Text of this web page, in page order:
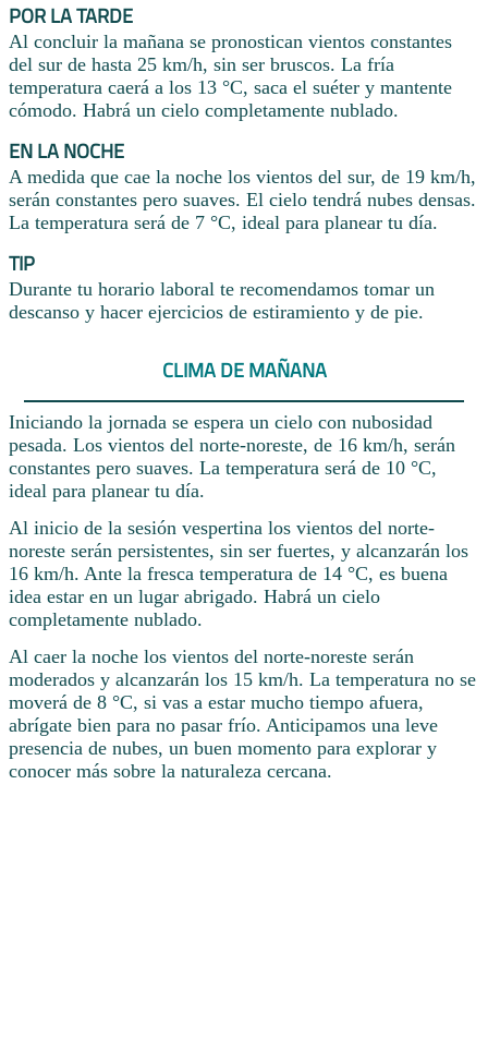
POR LA TARDE
Al concluir la mañana se pronostican vientos constantes
del sur de hasta 25 km/h, sin ser bruscos. La fría
temperatura caerá a los 13 °C, saca el suéter y mantente
cómodo. Habrá un cielo completamente nublado.
EN LA NOCHE
A medida que cae la noche los vientos del sur, de 19 km/h,
serán constantes pero suaves. El cielo tendrá nubes densas.
La temperatura será de 7 °C, ideal para planear tu día.
TIP
Durante tu horario laboral te recomendamos tomar un
descanso y hacer ejercicios de estiramiento y de pie.
CLIMA DE MAÑANA
Iniciando la jornada se espera un cielo con nubosidad
pesada. Los vientos del norte-noreste, de 16 km/h, serán
constantes pero suaves. La temperatura será de 10 °C,
ideal para planear tu día.
Al inicio de la sesión vespertina los vientos del norte-
noreste serán persistentes, sin ser fuertes, y alcanzarán los
16 km/h. Ante la fresca temperatura de 14 °C, es buena
idea estar en un lugar abrigado. Habrá un cielo
completamente nublado.
Al caer la noche los vientos del norte-noreste serán
moderados y alcanzarán los 15 km/h. La temperatura no se
moverá de 8 °C, si vas a estar mucho tiempo afuera,
abrígate bien para no pasar frío. Anticipamos una leve
presencia de nubes, un buen momento para explorar y
conocer más sobre la naturaleza cercana.